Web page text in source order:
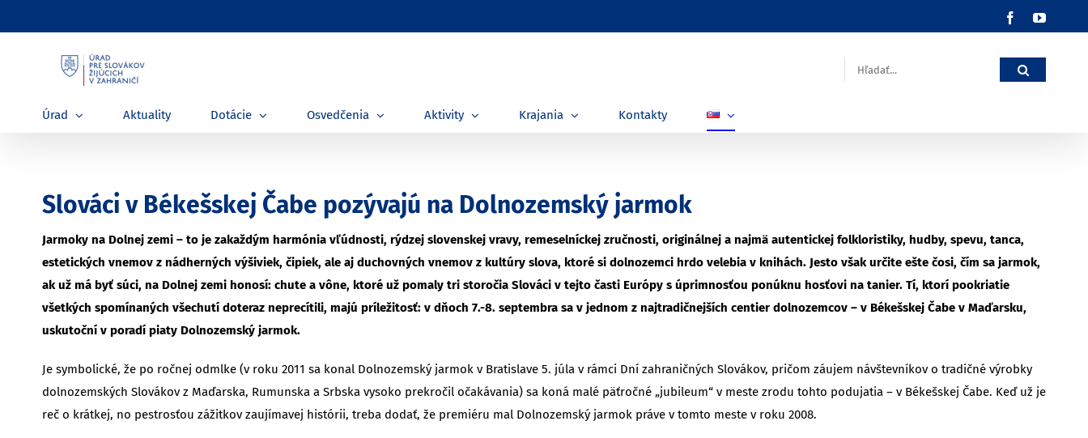
to
Facebook
Hľadať:
Úrad Aktuality Dotácie Osvedčenia Aktivity Krajania Kontakty
Slováci v Békešskej Čabe pozývajú na Dolnozemský jarmok
Jarmoky na Dolnej zemi – to je zakaždým harmónia vľúdnosti, rýdzej slovenskej vravy, remeselníckej zručnosti, originálnej a najmä autentickej folkloristiky, hudby, spevu, tanca,
estetických vnemov z nádherných výšiviek, čipiek, ale aj duchovných vnemov z kultúry slova, ktoré si dolnozemci hrdo velebia v knihách. Jesto však určite ešte čosi, čím sa jarmok,
ak už má byť súci, na Dolnej zemi honosí: chute a vône, ktoré už pomaly tri storočia Slováci v tejto časti Európy s úprimnosťou ponúknu hosťovi na tanier. Tí, ktorí pookriatie
všetkých spomínaných všechutí doteraz neprecítili, majú príležitosť: v dňoch 7.-8. septembra sa v jednom z najtradičnejších centier dolnozemcov – v Békešskej Čabe v Maďarsku,
uskutoční v poradí piaty Dolnozemský jarmok.
Je symbolické, že po ročnej odmlke (v roku 2011 sa konal Dolnozemský jarmok v Bratislave 5. júla v rámci Dní zahraničných Slovákov, pričom záujem návštevníkov o tradičné výrobky
dolnozemských Slovákov z Maďarska, Rumunska a Srbska vysoko prekročil očakávania) sa koná malé päťročné „jubileum“ v meste zrodu tohto podujatia – v Békešskej Čabe. Keď už je
reč o krátkej, no pestrosťou zážitkov zaujímavej histórii, treba dodať, že premiéru mal Dolnozemský jarmok práve v tomto meste v roku 2008.